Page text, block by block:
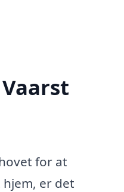
for at
er det